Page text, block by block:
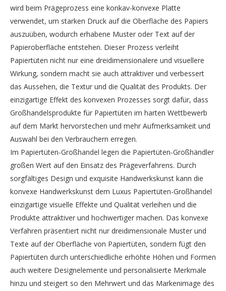
wird beim Prägeprozess eine konkav-konvexe Platte
verwendet, um starken Druck auf die Oberfläche des Papiers
auszuüben, wodurch erhabene Muster oder Text auf der
Papieroberfläche entstehen. Dieser Prozess verleiht
Papiertüten nicht nur eine dreidimensionalere und visuellere
Wirkung, sondern macht sie auch attraktiver und verbessert
das Aussehen, die Textur und die Qualität des Produkts. Der
einzigartige Effekt des konvexen Prozesses sorgt dafür, dass
Großhandelsprodukte für Papiertüten im harten Wettbewerb
auf dem Markt hervorstechen und mehr Aufmerksamkeit und
Auswahl bei den Verbrauchern erregen.
Im Papiertüten-Großhandel legen die Papiertüten-Großhändler
großen Wert auf den Einsatz des Prägeverfahrens. Durch
sorgfältiges Design und exquisite Handwerkskunst kann die
konvexe Handwerkskunst dem Luxus Papiertüten-Großhandel
einzigartige visuelle Effekte und Qualität verleihen und die
Produkte attraktiver und hochwertiger machen. Das konvexe
Verfahren präsentiert nicht nur dreidimensionale Muster und
Texte auf der Oberfläche von Papiertüten, sondern fügt den
Papiertüten durch unterschiedliche erhöhte Höhen und Formen
auch weitere Designelemente und personalisierte Merkmale
hinzu und steigert so den Mehrwert und das Markenimage des